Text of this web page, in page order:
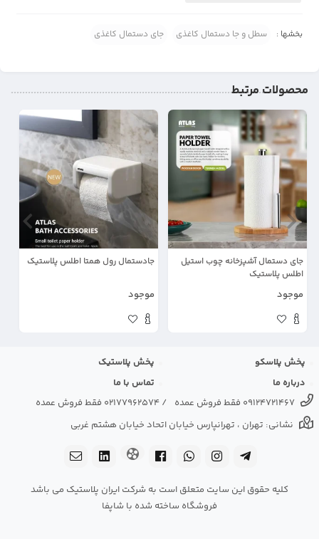
بخشها : سطل و جا دستمال کاغذی جای دستمال کاغذی
محصولات مرتبط
جای دستمال آشپزخانه چوب استیل
اطلس پلاستیک
موجود
جادستمال رول همتا اطلس پلاستیک
موجود
پخش پلاسکو
پخش پلاستیک
درباره ما
تماس با ما
09124721467 فقط فروش عمده
/ 02177962574 فقط فروش عمده
نشانی: تهران ، تهرانپارس خیابان اتحاد خیابان هشتم غربی
کلیه حقوق این سایت متعلق است به شرکت ایران پلاستیک می باشد
فروشگاه ساخته شده با شاپفا